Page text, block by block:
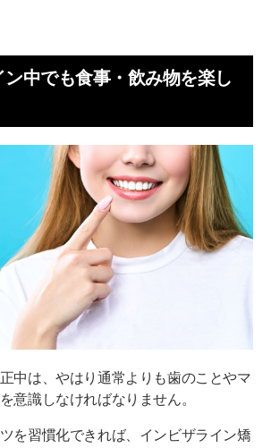
中でも食事・飲み物を楽し
中は、やはり通常よりも歯のことやマ
意識しなければなりません。
を習慣化できれば、インビザライン矯